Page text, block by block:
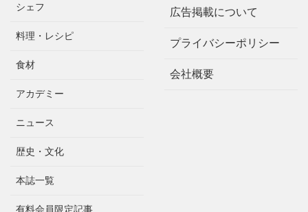
シェフ
料理・レシピ
食材
アカデミー
ニュース
歴史・文化
本誌一覧
有料会員限定記事
広告掲載について
プライバシーポリシー
会社概要